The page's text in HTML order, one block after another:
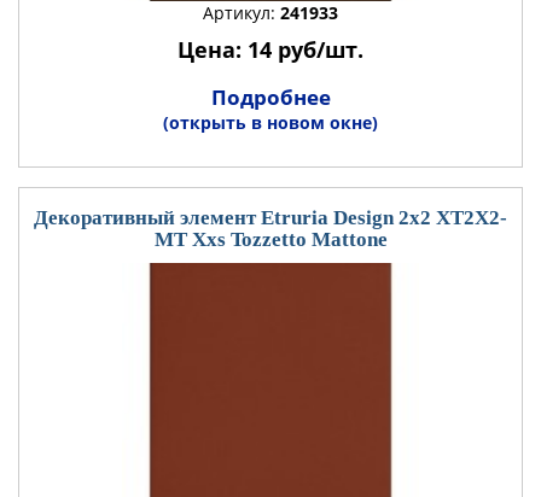
Артикул: 241933
Цена: 14 руб/шт.
Подробнее
(открыть в новом окне)
Декоративный элемент Etruria Design 2x2 XT2X2-
MT Xxs Tozzetto Mattone